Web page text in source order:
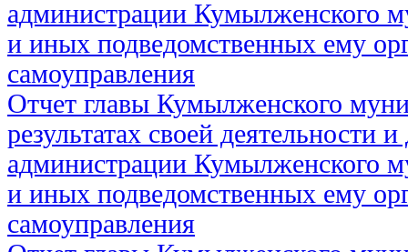
администрации Кумылженского
и иных подведомственных ему
самоуправления
Отчет главы Кумылженского
результатах своей деятельности
администрации Кумылженского
и иных подведомственных ему
самоуправления